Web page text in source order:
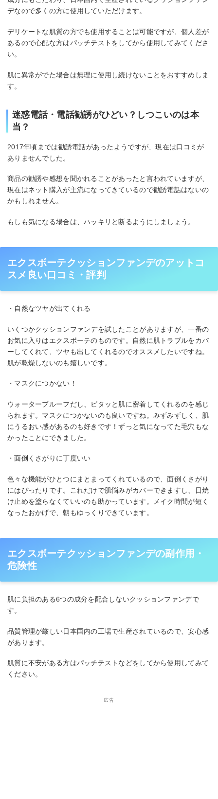
デなので多くの方に使用していただけます。
デリケートな肌質の方でも使用することは可能ですが、個人差が
あるので心配な方はパッチテストをしてから使用してみてくださ
い。
肌に異常がでた場合は無理に使用し続けないことをおすすめしま
す。
迷惑電話・電話勧誘がひどい？しつこいのは本
当？
2017年頃までは勧誘電話があったようですが、現在は口コミが
ありませんでした。
商品の勧誘や感想を聞かれることがあったと言われていますが、
現在はネット購入が主流になってきているので勧誘電話はないの
かもしれません。
もしも気になる場合は、ハッキリと断るようにしましょう。
エクスボーテクッションファンデのアットコ
スメ良い口コミ・評判
・自然なツヤが出てくれる
いくつかクッションファンデを試したことがありますが、一番の
お気に入りはエクスボーテのものです。自然に肌トラブルをカバ
ーしてくれて、ツヤも出してくれるのでオススメしたいですね。
肌が乾燥しないのも嬉しいです。
・マスクにつかない！
ウォータープルーフだし、ピタッと肌に密着してくれるのを感じ
られます。マスクにつかないのも良いですね。みずみずしく、肌
にうるおい感があるのも好きです！ずっと気になってた毛穴もな
かったことにできました。
・面倒くさがりに丁度いい
色々な機能がひとつにまとまってくれているので、面倒くさがり
にはぴったりです。これだけで肌悩みがカバーできますし、日焼
け止めを塗らなくていいのも助かっています。メイク時間が短く
なったおかげで、朝もゆっくりできています。
エクスボーテクッションファンデの副作用・
危険性
肌に負担のある6つの成分を配合しないクッションファンデで
す。
品質管理が厳しい日本国内の工場で生産されているので、安心感
があります。
肌質に不安がある方はパッチテストなどをしてから使用してみて
ください。
広告